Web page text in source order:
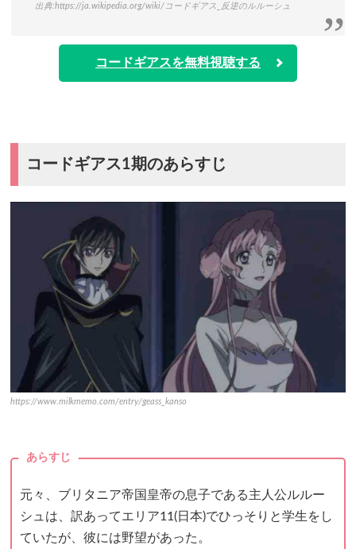
出典:https://ja.wikipedia.org/wiki/コードギアス_反逆のルルーシュ
コードギアスを無料視聴する
コードギアス1期のあらすじ
https://www.milkmemo.com/entry/geass_kanso
あらすじ
元々、ブリタニア帝国皇帝の息子である主人公ルルー
シュは、訳あってエリア11(日本)でひっそりと学生をし
ていたが、彼には野望があった。